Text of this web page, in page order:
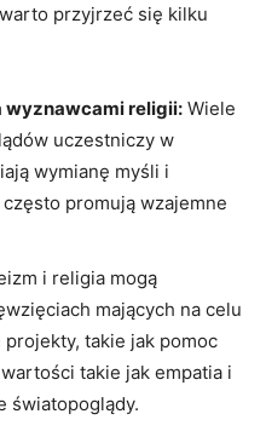
przyjrzeć się ‍kilku
wyznawcami religii: Wiele
uczestniczy w
wymianę myśli i‍
promują wzajemne
i religia mogą
mających na celu
projekty, takie jak pomoc
takie jak empatia i
światopoglądy.